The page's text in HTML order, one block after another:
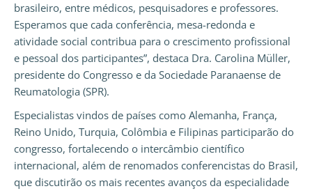
brasileiro, entre médicos, pesquisadores e professores.
Esperamos que cada conferência, mesa-redonda e
atividade social contribua para o crescimento profissional
e pessoal dos participantes”, destaca Dra. Carolina Müller,
presidente do Congresso e da Sociedade Paranaense de
Reumatologia (SPR).
Especialistas vindos de países como Alemanha, França,
Reino Unido, Turquia, Colômbia e Filipinas participarão do
congresso, fortalecendo o intercâmbio científico
internacional, além de renomados conferencistas do Brasil,
que discutirão os mais recentes avanços da especialidade